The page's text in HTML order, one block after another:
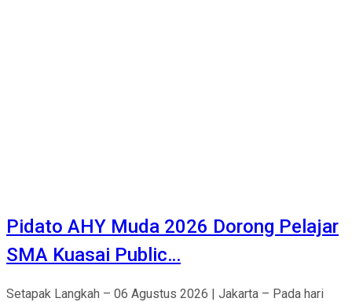
Pidato AHY Muda 2026 Dorong Pelajar
SMA Kuasai Public…
Setapak Langkah – 06 Agustus 2026 | Jakarta – Pada hari